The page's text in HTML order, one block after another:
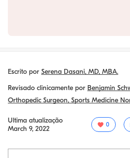
Escrito por Serena Dasani, MD, MBA.
Revisado clinicamente por Benjamin
Orthopedic Surgeon, Sports Medicine
Ultima atualização
March 9, 2022
0